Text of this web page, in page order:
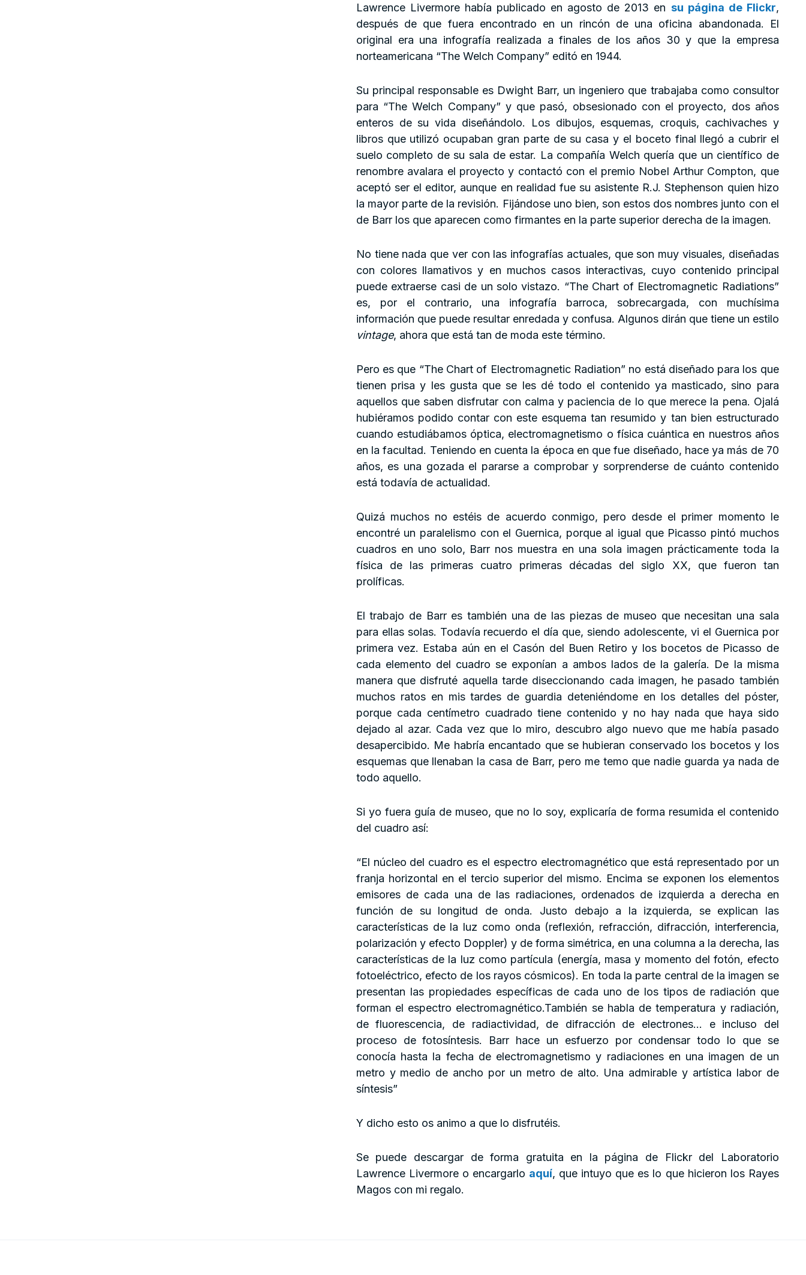
Lawrence Livermore había publicado en agosto de 2013 en su página de Flickr,
después de que fuera encontrado en un rincón de una oficina abandonada. El
original era una infografía realizada a finales de los años 30 y que la empresa
norteamericana “The Welch Company” editó en 1944.
Su principal responsable es Dwight Barr, un ingeniero que trabajaba como consultor
para “The Welch Company” y que pasó, obsesionado con el proyecto, dos años
enteros de su vida diseñándolo. Los dibujos, esquemas, croquis, cachivaches y
libros que utilizó ocupaban gran parte de su casa y el boceto final llegó a cubrir el
suelo completo de su sala de estar. La compañía Welch quería que un científico de
renombre avalara el proyecto y contactó con el premio Nobel Arthur Compton, que
aceptó ser el editor, aunque en realidad fue su asistente R.J. Stephenson quien hizo
la mayor parte de la revisión. Fijándose uno bien, son estos dos nombres junto con el
de Barr los que aparecen como firmantes en la parte superior derecha de la imagen.
No tiene nada que ver con las infografías actuales, que son muy visuales, diseñadas
con colores llamativos y en muchos casos interactivas, cuyo contenido principal
puede extraerse casi de un solo vistazo. “The Chart of Electromagnetic Radiations”
es, por el contrario, una infografía barroca, sobrecargada, con muchísima
información que puede resultar enredada y confusa. Algunos dirán que tiene un estilo
vintage, ahora que está tan de moda este término.
Pero es que “The Chart of Electromagnetic Radiation” no está diseñado para los que
tienen prisa y les gusta que se les dé todo el contenido ya masticado, sino para
aquellos que saben disfrutar con calma y paciencia de lo que merece la pena. Ojalá
hubiéramos podido contar con este esquema tan resumido y tan bien estructurado
cuando estudiábamos óptica, electromagnetismo o física cuántica en nuestros años
en la facultad. Teniendo en cuenta la época en que fue diseñado, hace ya más de 70
años, es una gozada el pararse a comprobar y sorprenderse de cuánto contenido
está todavía de actualidad.
Quizá muchos no estéis de acuerdo conmigo, pero desde el primer momento le
encontré un paralelismo con el Guernica, porque al igual que Picasso pintó muchos
cuadros en uno solo, Barr nos muestra en una sola imagen prácticamente toda la
física de las primeras cuatro primeras décadas del siglo XX, que fueron tan
prolíficas.
El trabajo de Barr es también una de las piezas de museo que necesitan una sala
para ellas solas. Todavía recuerdo el día que, siendo adolescente, vi el Guernica por
primera vez. Estaba aún en el Casón del Buen Retiro y los bocetos de Picasso de
cada elemento del cuadro se exponían a ambos lados de la galería. De la misma
manera que disfruté aquella tarde diseccionando cada imagen, he pasado también
muchos ratos en mis tardes de guardia deteniéndome en los detalles del póster,
porque cada centímetro cuadrado tiene contenido y no hay nada que haya sido
dejado al azar. Cada vez que lo miro, descubro algo nuevo que me había pasado
desapercibido. Me habría encantado que se hubieran conservado los bocetos y los
esquemas que llenaban la casa de Barr, pero me temo que nadie guarda ya nada de
todo aquello.
Si yo fuera guía de museo, que no lo soy, explicaría de forma resumida el contenido
del cuadro así:
“El núcleo del cuadro es el espectro electromagnético que está representado por un
franja horizontal en el tercio superior del mismo. Encima se exponen los elementos
emisores de cada una de las radiaciones, ordenados de izquierda a derecha en
función de su longitud de onda. Justo debajo a la izquierda, se explican las
características de la luz como onda (reflexión, refracción, difracción, interferencia,
polarización y efecto Doppler) y de forma simétrica, en una columna a la derecha, las
características de la luz como partícula (energía, masa y momento del fotón, efecto
fotoeléctrico, efecto de los rayos cósmicos). En toda la parte central de la imagen se
presentan las propiedades específicas de cada uno de los tipos de radiación que
forman el espectro electromagnético.También se habla de temperatura y radiación,
de fluorescencia, de radiactividad, de difracción de electrones… e incluso del
proceso de fotosíntesis. Barr hace un esfuerzo por condensar todo lo que se
conocía hasta la fecha de electromagnetismo y radiaciones en una imagen de un
metro y medio de ancho por un metro de alto. Una admirable y artística labor de
síntesis”
Y dicho esto os animo a que lo disfrutéis.
Se puede descargar de forma gratuita en la página de Flickr del Laboratorio
Lawrence Livermore o encargarlo aquí, que intuyo que es lo que hicieron los Rayes
Magos con mi regalo.